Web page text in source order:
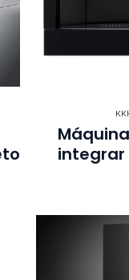
integrar